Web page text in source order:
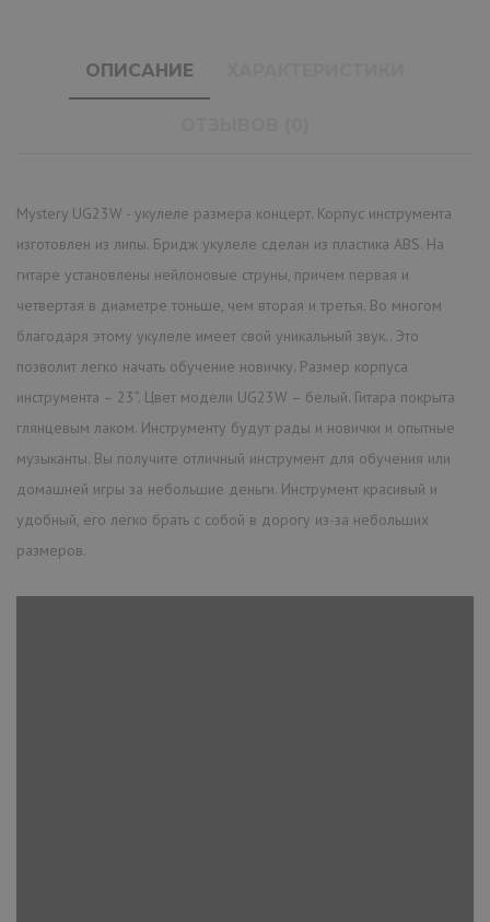
ОПИСАНИЕ
Mystery UG23W - укулеле размера концерт. Корпус инструмента
изготовлен из липы. Бридж укулеле сделан из пластика ABS. На
гитаре установлены нейлоновые струны, причем первая и
четвертая в диаметре тоньше, чем вторая и третья. Во многом
благодаря этому укулеле имеет свой уникальный звук.. Это
позволит легко начать обучение новичку. Размер корпуса
инструмента – 23”. Цвет модели UG23W – белый. Гитара покрыта
глянцевым лаком. Инструменту будут рады и новички и опытные
музыканты. Вы получите отличный инструмент для обучения или
домашней игры за небольшие деньги. Инструмент красивый и
удобный, его легко брать с собой в дорогу из-за небольших
размеров.